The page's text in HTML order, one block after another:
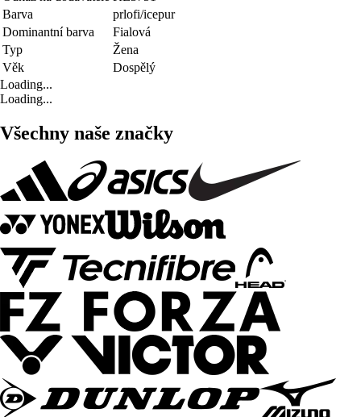
Barva
prlofi/icepur
Dominantní barva
Fialová
Typ
Žena
Věk
Dospělý
Loading...
Loading...
Všechny naše značky